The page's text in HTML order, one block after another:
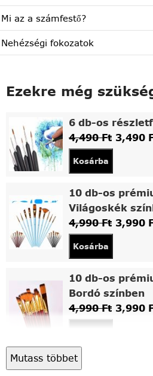
Mi az a számfestő?
Nehézségi fokozatok
Ezekre még
6 db-os
4,490Ft 3,490
Kosárba
10 db-os
Világoskék
4,990Ft 3,990
Kosárba
10 db-os
Bordó színben
4,990Ft 3,990
Asztali fa
Mutass többet